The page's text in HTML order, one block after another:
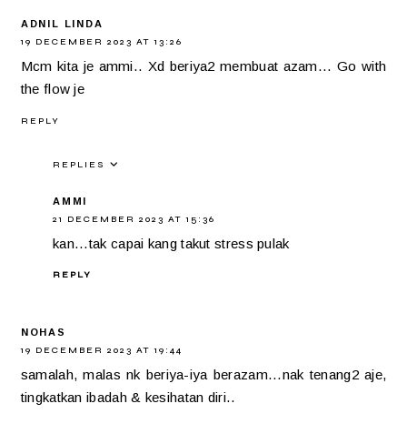
ADNIL LINDA
19 DECEMBER 2023 AT 13:26
Mcm kita je ammi.. Xd beriya2 membuat azam... Go with
the flow je
REPLY
REPLIES
AMMI
21 DECEMBER 2023 AT 15:36
kan...tak capai kang takut stress pulak
REPLY
NOHAS
19 DECEMBER 2023 AT 19:44
samalah, malas nk beriya-iya berazam...nak tenang2 aje,
tingkatkan ibadah & kesihatan diri..